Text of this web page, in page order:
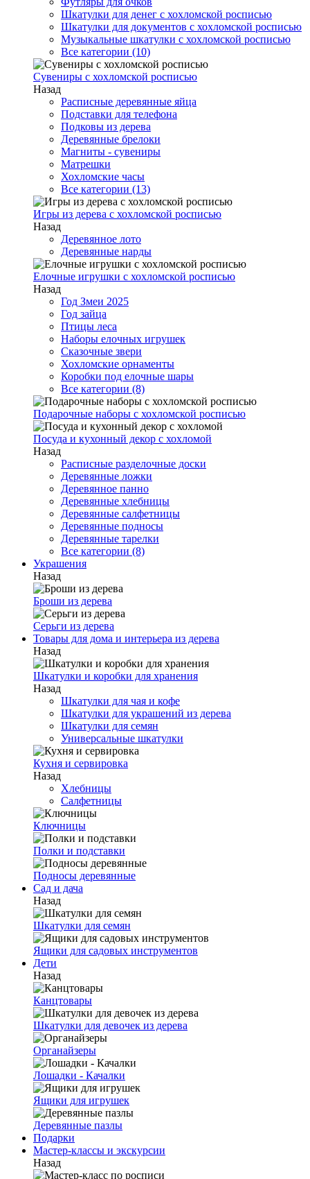
Шкатулки для денег с хохломской росписью
Шкатулки для документов с хохломской росписью
Музыкальные шкатулки с хохломской росписью
Все категории (10)
Сувениры с хохломской росписью
Назад
Расписные деревянные яйца
Подставки для телефона
Подковы из дерева
Деревянные брелоки
Магниты - сувениры
Матрешки
Хохломские часы
Все категории (13)
Игры из дерева с хохломской росписью
Назад
Деревянное лото
Деревянные нарды
Елочные игрушки с хохломской росписью
Назад
Год Змеи 2025
Год зайца
Птицы леса
Наборы елочных игрушек
Сказочные звери
Хохломские орнаменты
Коробки под елочные шары
Все категории (8)
Подарочные наборы с хохломской росписью
Посуда и кухонный декор с хохломой
Назад
Расписные разделочные доски
Деревянные ложки
Деревянное панно
Деревянные хлебницы
Деревянные салфетницы
Деревянные подносы
Деревянные тарелки
Все категории (8)
Украшения
Назад
Броши из дерева
Серьги из дерева
Товары для дома и интерьера из дерева
Назад
Шкатулки и коробки для хранения
Назад
Шкатулки для чая и кофе
Шкатулки для украшений из дерева
Шкатулки для семян
Универсальные шкатулки
Кухня и сервировка
Назад
Хлебницы
Салфетницы
Ключницы
Полки и подставки
Подносы деревянные
Сад и дача
Назад
Шкатулки для семян
Ящики для садовых инструментов
Дети
Назад
Канцтовары
Шкатулки для девочек из дерева
Органайзеры
Лошадки - Качалки
Ящики для игрушек
Деревянные пазлы
Подарки
Мастер-классы и экскурсии
Назад